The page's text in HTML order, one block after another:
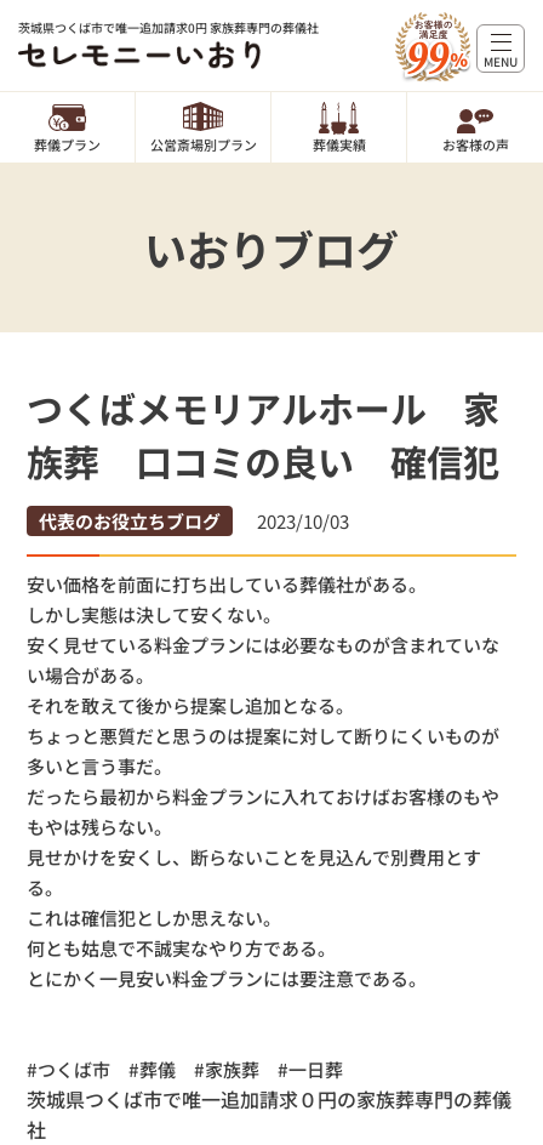
茨城県つくば市で唯一追加請求0円 家族葬専門の葬儀社
葬儀プラン 公営斎場別プラン 葬儀実績 お客様の声
MENU
いおりブログ
つくばメモリアルホール 家
族葬 口コミの良い 確信犯
代表のお役立ちブログ 2023/10/03
安い価格を前面に打ち出している葬儀社がある。
しかし実態は決して安くない。
安く見せている料金プランには必要なものが含まれていな
い場合がある。
それを敢えて後から提案し追加となる。
ちょっと悪質だと思うのは提案に対して断りにくいものが
多いと言う事だ。
だったら最初から料金プランに入れておけばお客様のもや
もやは残らない。
見せかけを安くし、断らないことを見込んで別費用とす
る。
これは確信犯としか思えない。
何とも姑息で不誠実なやり方である。
とにかく一見安い料金プランには要注意である。
#つくば市 #葬儀 #家族葬 #一日葬
茨城県つくば市で唯一追加請求０円の家族葬専門の葬儀
社